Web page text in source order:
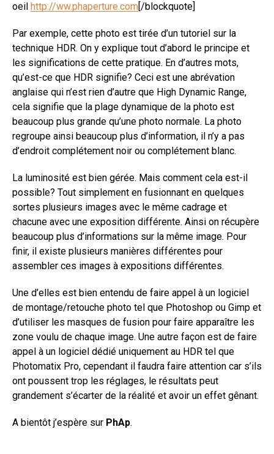
oeil http://ww.phaperture.com[/blockquote]
Par exemple, cette photo est tirée d’un tutoriel sur la
technique HDR. On y explique tout d’abord le principe et
les significations de cette pratique. En d’autres mots,
qu’est-ce que HDR signifie? Ceci est une abrévation
anglaise qui n’est rien d’autre que High Dynamic Range,
cela signifie que la plage dynamique de la photo est
beaucoup plus grande qu’une photo normale. La photo
regroupe ainsi beaucoup plus d’information, il n’y a pas
d’endroit complétement noir ou complétement blanc.
La luminosité est bien gérée. Mais comment cela est-il
possible? Tout simplement en fusionnant en quelques
sortes plusieurs images avec le même cadrage et
chacune avec une exposition différente. Ainsi on récupère
beaucoup plus d’informations sur la même image. Pour
finir, il existe plusieurs manières différentes pour
assembler ces images à expositions différentes.
Une d’elles est bien entendu de faire appel à un logiciel
de montage/retouche photo tel que Photoshop ou Gimp et
d’utiliser les masques de fusion pour faire apparaître les
zone voulu de chaque image. Une autre façon est de faire
appel à un logiciel dédié uniquement au HDR tel que
Photomatix Pro, cependant il faudra faire attention car s’ils
ont poussent trop les réglages, le résultats peut
grandement s’écarter de la réalité et avoir un effet gênant.
A bientôt j’espère sur PhAp.